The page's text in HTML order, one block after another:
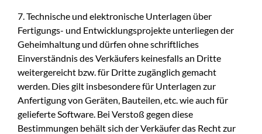
7. Technische und elektronische Unterlagen über
Fertigungs- und Entwicklungsprojekte unterliegen der
Geheimhaltung und dürfen ohne schriftliches
Einverständnis des Verkäufers keinesfalls an Dritte
weitergereicht bzw. für Dritte zugänglich gemacht
werden. Dies gilt insbesondere für Unterlagen zur
Anfertigung von Geräten, Bauteilen, etc. wie auch für
gelieferte Software. Bei Verstoß gegen diese
Bestimmungen behält sich der Verkäufer das Recht zur